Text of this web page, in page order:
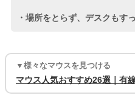
・場所をとらず、デスクもす
▼様々なマウスを見つける
マウス人気おすすめ26選｜有